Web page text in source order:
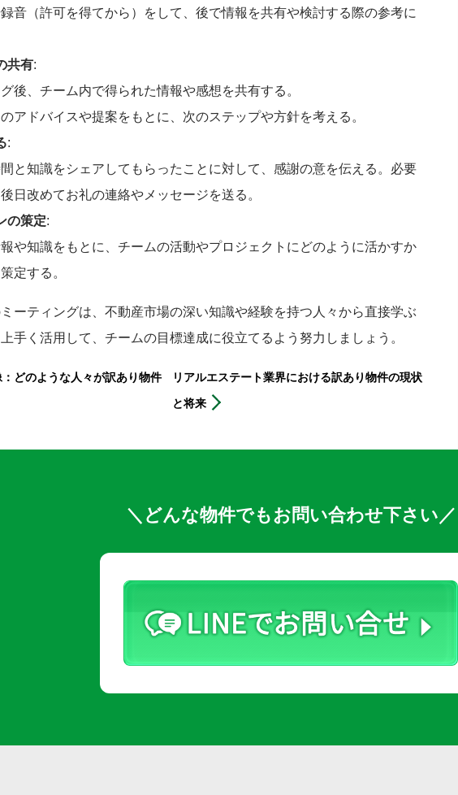
音（許可を得てから）をして、後で情報を共有や検討する際の参考に
共有:
後、チーム内で得られた情報や感想を共有する。
アドバイスや提案をもとに、次のステップや方針を考える。
:
と知識をシェアしてもらったことに対して、感謝の意を伝える。必要
日改めてお礼の連絡やメッセージを送る。
の策定:
や知識をもとに、チームの活動やプロジェクトにどのように活かすか
定する。
ーティングは、不動産市場の深い知識や経験を持つ人々から直接学ぶ
手く活用して、チームの目標達成に役立てるよう努力しましょう。
どのような人々が訳あり物件 リアルエステート業界における訳あり物件の現状
と将来
＼どんな物件でもお問い合わせ下さい／